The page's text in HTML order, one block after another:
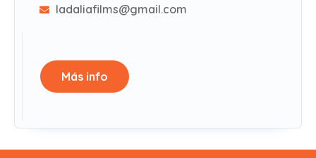
ladaliafilms@gmail.com
Más info